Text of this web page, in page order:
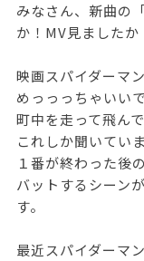
みなさん、新曲の
か！MV見ましたか
映画スパイダーマ
めっっっちゃいい
町中を走って飛ん
これしか聞いてい
１番が終わった後
バットするシーン
す。
最近スパイダーマ